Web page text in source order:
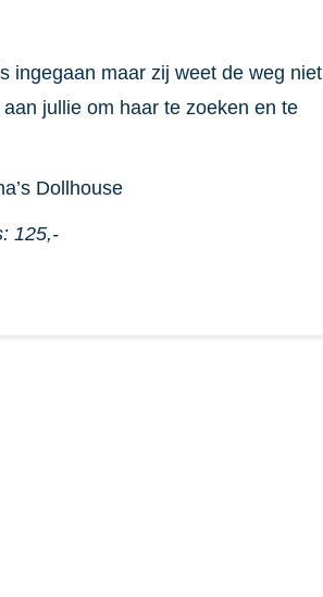
ingegaan maar zij weet de weg niet
jullie om haar te zoeken en te
Dollhouse
125,-